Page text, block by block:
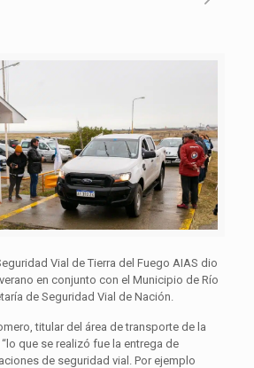
Vial de Tierra del Fuego AIAS dio
en conjunto con el Municipio de Río
de Seguridad Vial de Nación.
titular del área de transporte de la
que se realizó fue la entrega de
de seguridad vial. Por ejemplo